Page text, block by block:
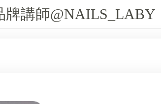
牌講師@NAILS_LABY